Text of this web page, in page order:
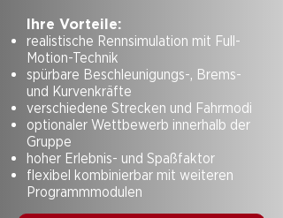
Ihre Vorteile:
realistische Rennsimulation mit Full-
Motion-Technik
spürbare Beschleunigungs-, Brems-
und Kurvenkräfte
verschiedene Strecken und Fahrmodi
optionaler Wettbewerb innerhalb der
Gruppe
hoher Erlebnis- und Spaßfaktor
flexibel kombinierbar mit weiteren
Programmmodulen